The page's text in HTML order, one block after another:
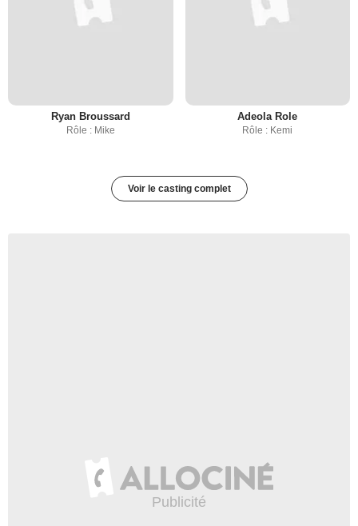
Ryan Broussard
Rôle : Mike
Adeola Role
Rôle : Kemi
Voir le casting complet